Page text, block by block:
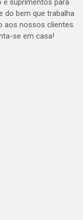
e suprimentos para
do bem que trabalha
aos nossos clientes.
se em casa!